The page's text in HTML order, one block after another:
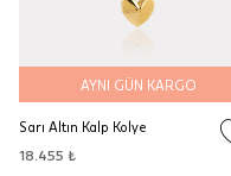
AYNI GÜN KARGO
Sarı Altın Kalp Kolye
18.455 ₺